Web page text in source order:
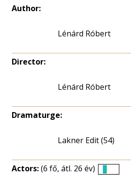
Author:
Lénárd Róbert
Director:
Lénárd Róbert
Dramaturge:
Lakner Edit (54)
Actors:(6 fő, átl. 26 év)